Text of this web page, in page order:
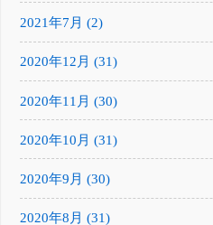
2021年7月 (2)
2020年12月 (31)
2020年11月 (30)
2020年10月 (31)
2020年9月 (30)
2020年8月 (31)